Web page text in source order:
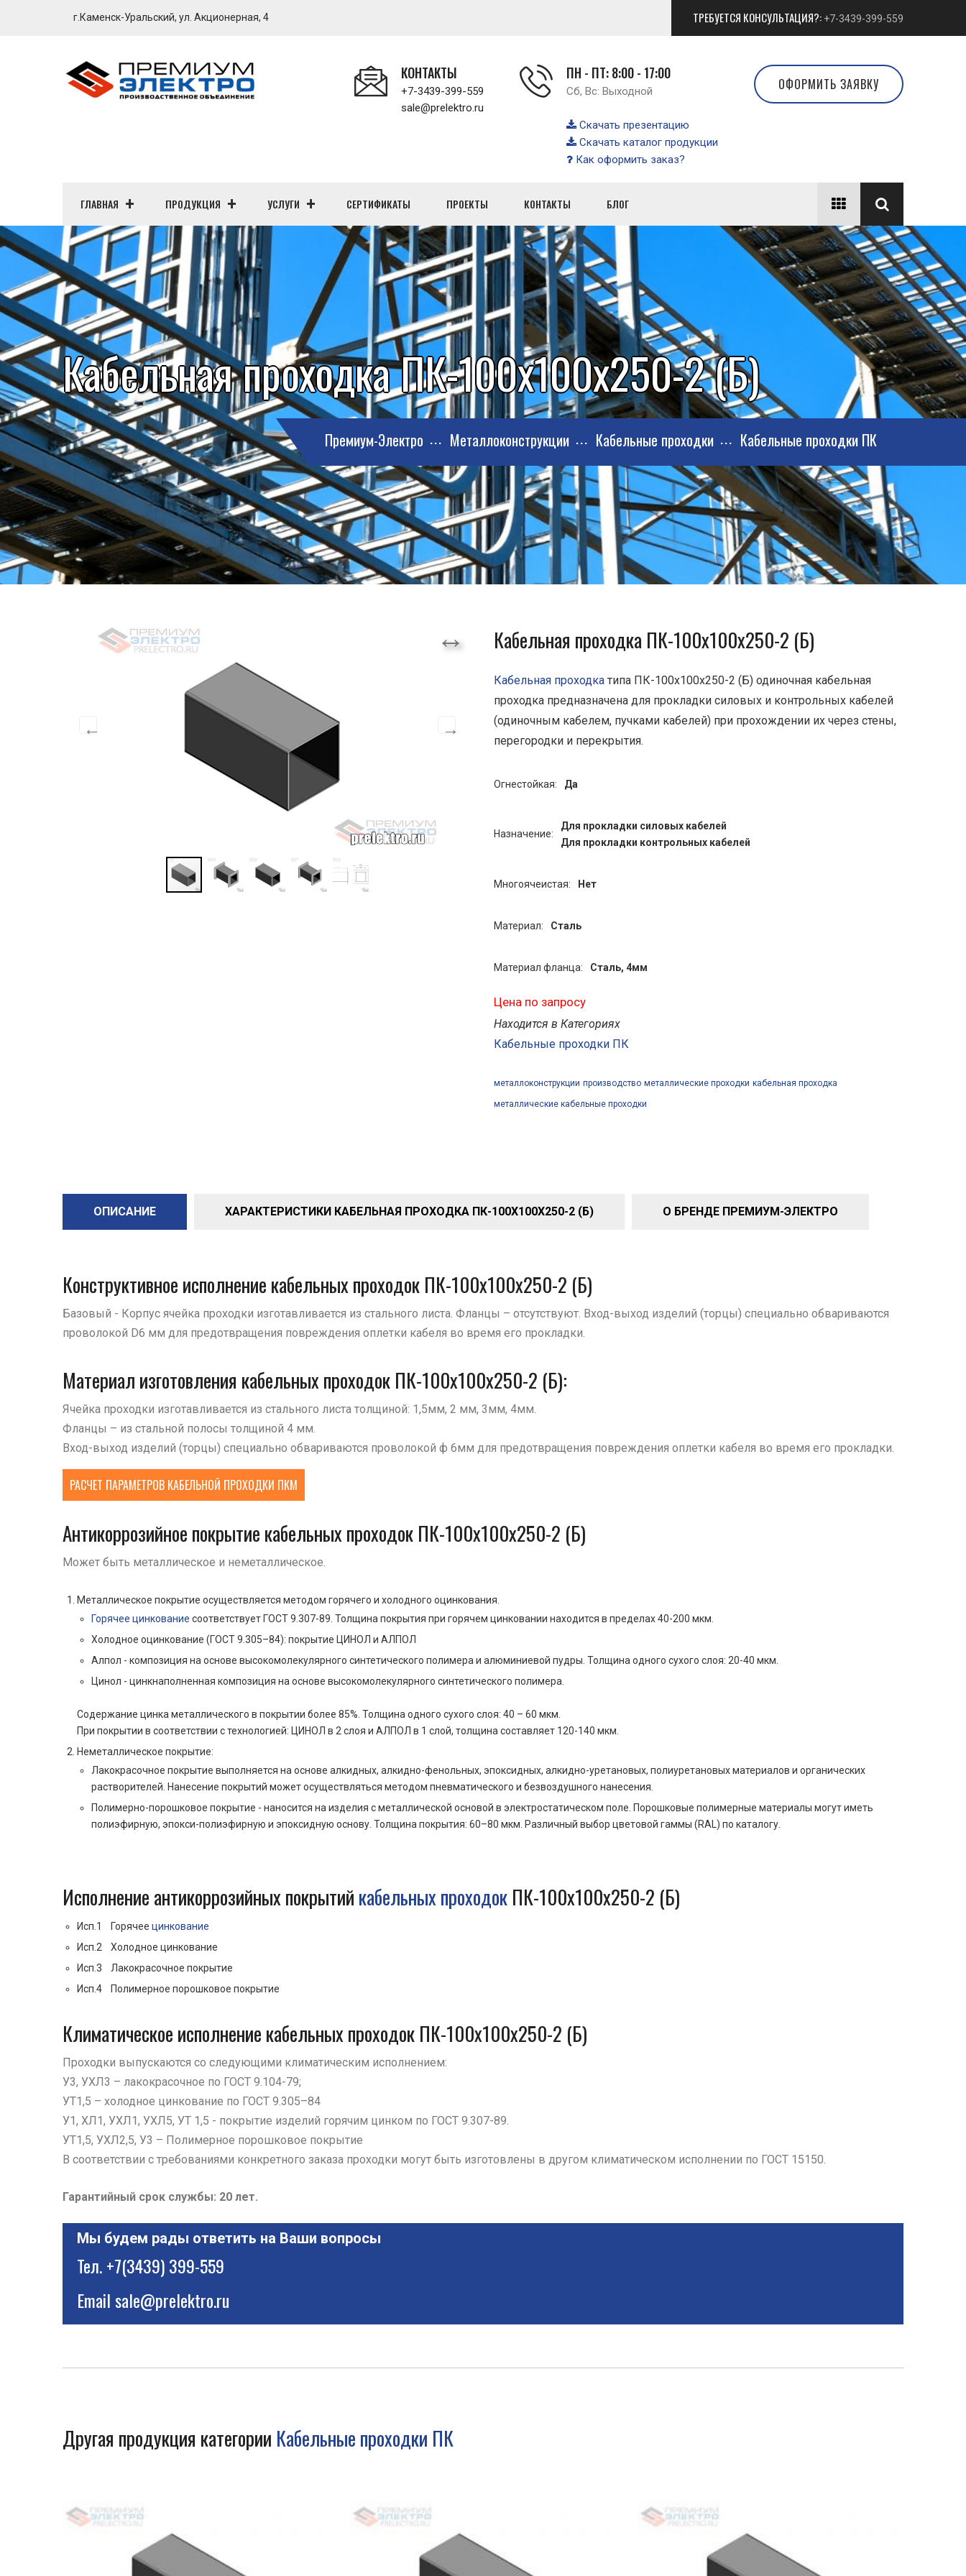
г.Каменск-Уральский, ул. Акционерная, 4 ТРЕБУЕТСЯ КОНСУЛЬТАЦИЯ?: +7-3439-399-559
КОНТАКТЫ
+7-3439-399-559
sale@prelektro.ru
ПН - ПТ: 8:00 - 17:00
Сб, Вс: Выходной
Скачать презентацию
Скачать каталог продукции
Как оформить заказ?
ОФОРМИТЬ ЗАЯВКУ
ГЛАВНАЯ ПРОДУКЦИЯ УСЛУГИ СЕРТИФИКАТЫ ПРОЕКТЫ КОНТАКТЫ БЛОГ
Кабельная проходка ПК-100х100х250-2 (Б)
Премиум-Электро Металлоконструкции Кабельные проходки Кабельные проходки ПК
Кабельная проходка ПК-100х100х250-2 (Б)
Кабельная проходка типа ПК-100х100х250-2 (Б) одиночная кабельная
проходка предназначена для прокладки силовых и контрольных кабелей
(одиночным кабелем, пучками кабелей) при прохождении их через стены,
перегородки и перекрытия.
Огнестойкая: Да
Назначение:
Для прокладки силовых кабелей
Для прокладки контрольных кабелей
Многоячеистая: Нет
Материал: Сталь
Материал фланца: Сталь, 4мм
Цена по запросу
Находится в Категориях
Кабельные проходки ПК
металлоконструкции производство металлические проходки кабельная проходка
металлические кабельные проходки
ОПИСАНИЕ ХАРАКТЕРИСТИКИ КАБЕЛЬНАЯ ПРОХОДКА ПК-100Х100Х250-2 (Б) О БРЕНДЕ ПРЕМИУМ-ЭЛЕКТРО
Конструктивное исполнение кабельных проходок ПК-100х100х250-2 (Б)
Базовый - Корпус ячейка проходки изготавливается из стального листа. Фланцы – отсутствуют. Вход-выход изделий (торцы) специально обвариваются
проволокой D6 мм для предотвращения повреждения оплетки кабеля во время его прокладки.
Материал изготовления кабельных проходок ПК-100х100х250-2 (Б):
Ячейка проходки изготавливается из стального листа толщиной: 1,5мм, 2 мм, 3мм, 4мм.
Фланцы – из стальной полосы толщиной 4 мм.
Вход-выход изделий (торцы) специально обвариваются проволокой ф 6мм для предотвращения повреждения оплетки кабеля во время его прокладки.
РАСЧЕТ ПАРАМЕТРОВ КАБЕЛЬНОЙ ПРОХОДКИ ПКМ
Антикоррозийное покрытие кабельных проходок ПК-100х100х250-2 (Б)
Может быть металлическое и неметаллическое.
Металлическое покрытие осуществляется методом горячего и холодного оцинкования.
Горячее цинкование соответствует ГОСТ 9.307-89. Толщина покрытия при горячем цинковании находится в пределах 40-200 мкм.
Холодное оцинкование (ГОСТ 9.305–84): покрытие ЦИНОЛ и АЛПОЛ
Алпол - композиция на основе высокомолекулярного синтетического полимера и алюминиевой пудры. Толщина одного сухого слоя: 20-40 мкм.
Цинол - цинкнаполненная композиция на основе высокомолекулярного синтетического полимера.
Содержание цинка металлического в покрытии более 85%. Толщина одного сухого слоя: 40 – 60 мкм.
При покрытии в соответствии с технологией: ЦИНОЛ в 2 слоя и АЛПОЛ в 1 слой, толщина составляет 120-140 мкм.
Неметаллическое покрытие:
Лакокрасочное покрытие выполняется на основе алкидных, алкидно-фенольных, эпоксидных, алкидно-уретановых, полиуретановых материалов и органических
растворителей. Нанесение покрытий может осуществляться методом пневматического и безвоздушного нанесения.
Полимерно-порошковое покрытие - наносится на изделия с металлической основой в электростатическом поле. Порошковые полимерные материалы могут иметь
полиэфирную, эпокси-полиэфирную и эпоксидную основу. Толщина покрытия: 60–80 мкм. Различный выбор цветовой гаммы (RAL) по каталогу.
Исполнение антикоррозийных покрытий кабельных проходок ПК-100х100х250-2 (Б)
Исп.1 Горячее цинкование
Исп.2 Холодное цинкование
Исп.3 Лакокрасочное покрытие
Исп.4 Полимерное порошковое покрытие
Климатическое исполнение кабельных проходок ПК-100х100х250-2 (Б)
Проходки выпускаются со следующими климатическим исполнением:
У3, УХЛ3 – лакокрасочное по ГОСТ 9.104-79;
УТ1,5 – холодное цинкование по ГОСТ 9.305–84
У1, ХЛ1, УХЛ1, УХЛ5, УТ 1,5 - покрытие изделий горячим цинком по ГОСТ 9.307-89.
УТ1,5, УХЛ2,5, У3 – Полимерное порошковое покрытие
В соответствии с требованиями конкретного заказа проходки могут быть изготовлены в другом климатическом исполнении по ГОСТ 15150.
Гарантийный срок службы: 20 лет.
Мы будем рады ответить на Ваши вопросы
Тел.+7(3439) 399-559
Emailsale@prelektro.ru
Другая продукция категории Кабельные проходки ПК